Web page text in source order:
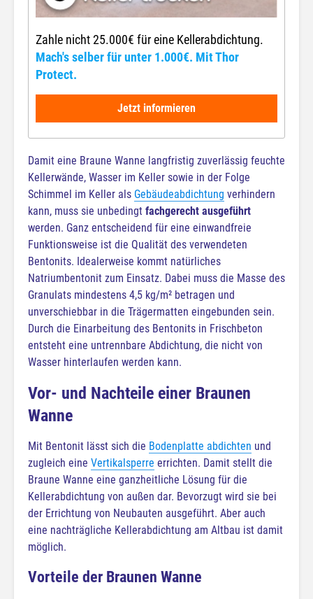
Zahle nicht 25.000€ für eine Kellerabdichtung.
Mach's selber für unter 1.000€. Mit Thor
Protect.
Jetzt informieren
Damit eine Braune Wanne langfristig zuverlässig feuchte
Kellerwände, Wasser im Keller sowie in der Folge
Schimmel im Keller als Gebäudeabdichtung verhindern
kann, muss sie unbedingt fachgerecht ausgeführt
werden. Ganz entscheidend für eine einwandfreie
Funktionsweise ist die Qualität des verwendeten
Bentonits. Idealerweise kommt natürliches
Natriumbentonit zum Einsatz. Dabei muss die Masse des
Granulats mindestens 4,5 kg/m² betragen und
unverschiebbar in die Trägermatten eingebunden sein.
Durch die Einarbeitung des Bentonits in Frischbeton
entsteht eine untrennbare Abdichtung, die nicht von
Wasser hinterlaufen werden kann.
Vor- und Nachteile einer Braunen
Wanne
Mit Bentonit lässt sich die Bodenplatte abdichten und
zugleich eine Vertikalsperre errichten. Damit stellt die
Braune Wanne eine ganzheitliche Lösung für die
Kellerabdichtung von außen dar. Bevorzugt wird sie bei
der Errichtung von Neubauten ausgeführt. Aber auch
eine nachträgliche Kellerabdichtung am Altbau ist damit
möglich.
Vorteile der Braunen Wanne